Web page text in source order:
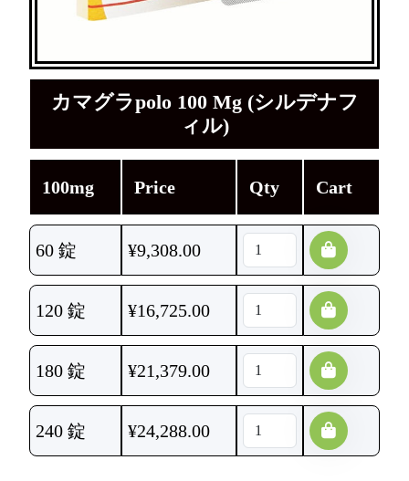
カマグラpolo 100 Mg (シルデナフ
ィル)
100mg Price Qty Cart
60 錠 ¥9,308.00
120 錠 ¥16,725.00
180 錠 ¥21,379.00
240 錠 ¥24,288.00